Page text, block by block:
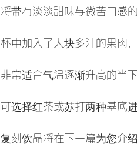
将带有淡淡甜味与微苦口感
杯中加入了大块多汁的果肉
非常适合气温逐渐升高的当
可选择红茶或苏打两种基底
复刻饮品将在下一篇为您介